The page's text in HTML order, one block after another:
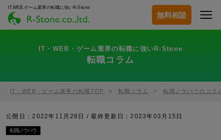
IT,WEB,ゲーム業界の転職に強いR-Stone
無料相談
IT・WEB・ゲーム業界の転職に強いR-Stone
転職コラム
IT・WEB・ゲーム業界の転職TOP 転職コラム 転職ノウハウのコラ
公開日：2022年11月28日 / 最終更新日：2023年03月15日
転職ノウハウ